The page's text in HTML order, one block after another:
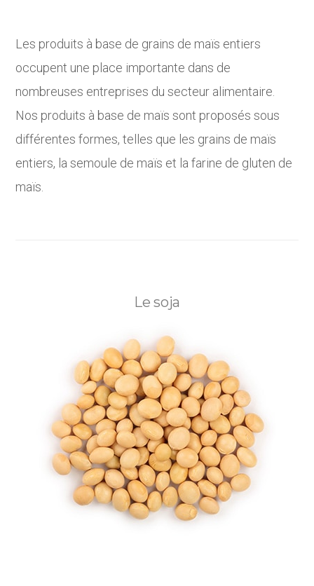
Les produits à base de grains de maïs entiers
occupent une place importante dans de
nombreuses entreprises du secteur alimentaire.
Nos produits à base de maïs sont proposés sous
différentes formes, telles que les grains de maïs
entiers, la semoule de maïs et la farine de gluten de
maïs.
Le soja